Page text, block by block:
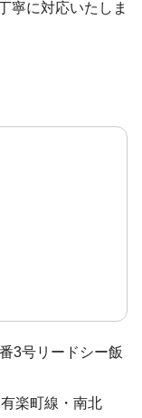
寧に対応いたしま
3号リードシー飯
楽町線・南北